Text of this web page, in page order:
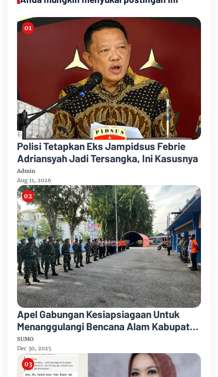
Polisi Tetapkan Eks Jampidsus Febrie
Adriansyah Jadi Tersangka, Ini Kasusnya
Admin
Aug 11, 2026
Apel Gabungan Kesiapsiagaan Untuk
Menanggulangi Bencana Alam Kabupaten
Bengkalis
SUMO
Dec 30, 2025